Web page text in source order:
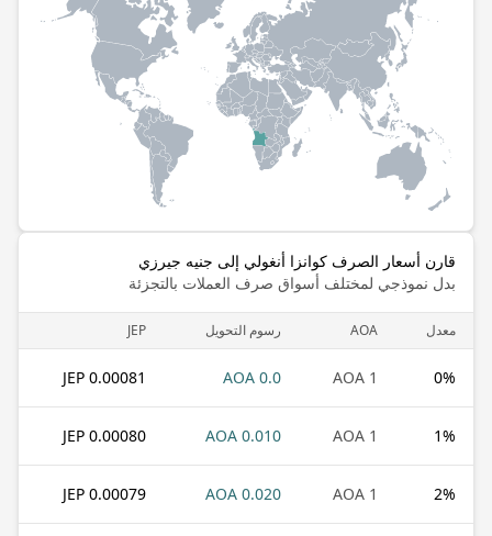
قارن أسعار الصرف كوانزا أنغولي إلى جنيه جيرزي
بدل نموذجي لمختلف أسواق صرف العملات بالتجزئة
معدل AOA رسوم التحويل JEP
0%
1 AOA
0.0 AOA
0.00081 JEP
1%
1 AOA
0.010 AOA
0.00080 JEP
2%
1 AOA
0.020 AOA
0.00079 JEP